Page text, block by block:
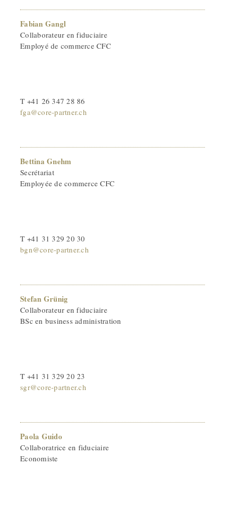
Fabian Gangl
Collaborateur en fiduciaire
Employé de commerce CFC
T +41 26 347 28 86
fga@core-partner.ch
Bettina Gnehm
Secrétariat
Employée de commerce CFC
T +41 31 329 20 30
bgn@core-partner.ch
Stefan Grünig
Collaborateur en fiduciaire
BSc en business administration
T +41 31 329 20 23
sgr@core-partner.ch
Paola Guido
Collaboratrice en fiduciaire
Economiste